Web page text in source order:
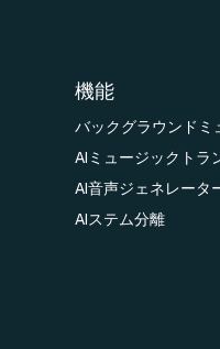
機能
バックグラウンドミ
AIミュージックトラ
AI音声ジェネレータ
AIステム分離